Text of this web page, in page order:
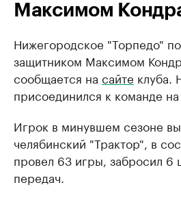
Максимом
Нижегородское "Торпедо"
защитником Максимом
сообщается на сайте клуба.
присоединился к команде
Игрок в минувшем сезоне
челябинский "Трактор", в
провел 63 игры, забросил 6
передач.